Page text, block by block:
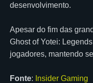
desenvolvimento.
Apesar do fim das
Ghost of Yotei:
jogadores, mantendo
Fonte: Insider Gaming